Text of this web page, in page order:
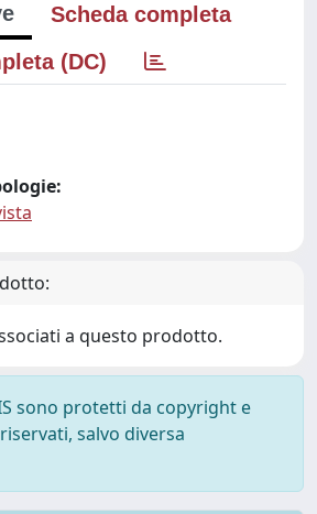
Scheda completa
(DC)
a questo prodotto.
sono protetti da copyright e
salvo diversa